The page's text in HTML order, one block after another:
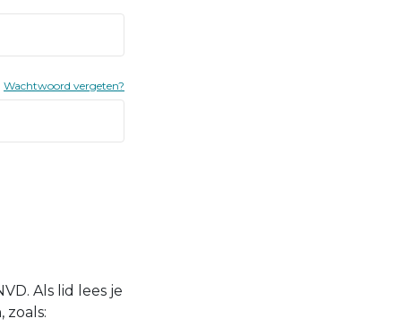
Wachtwoord vergeten?
Als lid lees je
zoals: